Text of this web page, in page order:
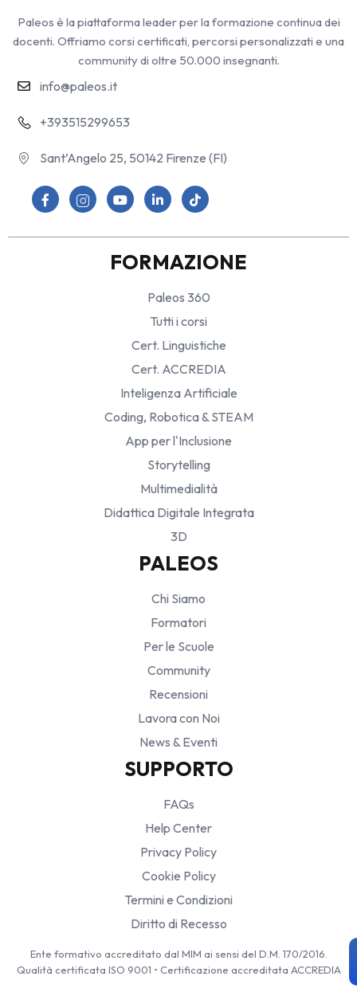
Paleos è la piattaforma leader per la formazione continua dei
docenti. Offriamo corsi certificati, percorsi personalizzati e una
community di oltre 50.000 insegnanti.
info@paleos.it
+393515299653
Sant’Angelo 25, 50142 Firenze (FI)
FORMAZIONE
Paleos 360
Tutti i corsi
Cert. Linguistiche
Cert. ACCREDIA
Inteligenza Artificiale
Coding, Robotica & STEAM
App per l'Inclusione
Storytelling
Multimedialità
Didattica Digitale Integrata
3D
PALEOS
Chi Siamo
Formatori
Per le Scuole
Community
Recensioni
Lavora con Noi
News & Eventi
SUPPORTO
FAQs
Help Center
Privacy Policy
Cookie Policy
Termini e Condizioni
Diritto di Recesso
Ente formativo accreditato dal MIM ai sensi del D.M. 170/2016.
Qualità certificata ISO 9001 • Certificazione accreditata ACCREDIA